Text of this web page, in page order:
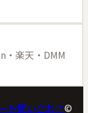
・楽天・DMM
お問い合わせ©